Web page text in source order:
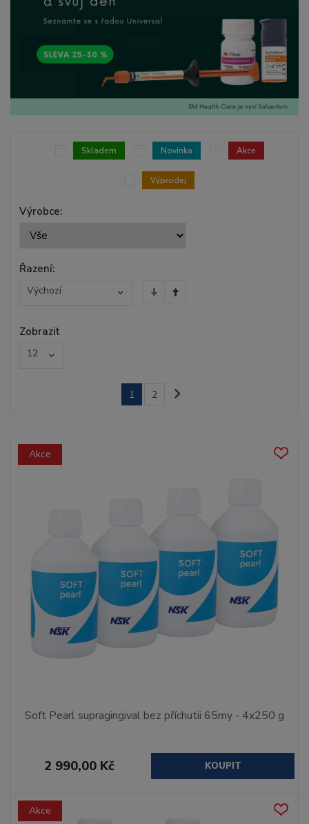
Výrobce:
Skladem Novinka Akce
Výprodej
Řazení:
Výchozí
Zobrazit
12
1 2
Akce
Soft Pearl supragingival bez příchutii 65my - 4x250 g
2 990,00 Kč KOUPIT
Akce